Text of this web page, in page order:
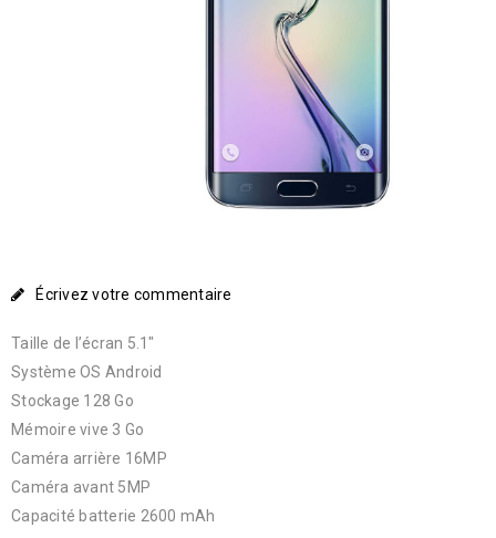
Écrivez votre commentaire
Taille de l’écran 5.1″
Système OS Android
Stockage 128 Go
Mémoire vive 3 Go
Caméra arrière 16MP
Caméra avant 5MP
Capacité batterie 2600 mAh